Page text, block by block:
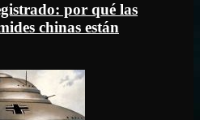
por qué las
chinas están